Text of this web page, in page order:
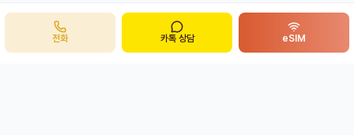
전화 카톡 상담 eSIM